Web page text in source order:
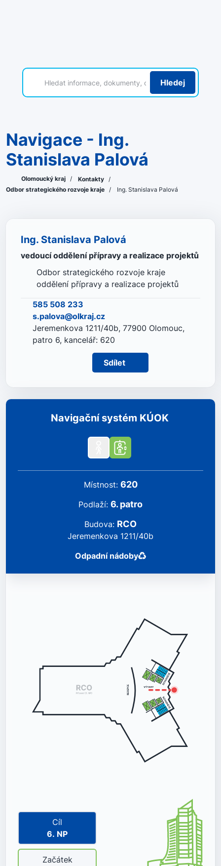
Hledej
Navigace - Ing.
Stanislava Palová
Olomoucký kraj / Kontakty /
Odbor strategického rozvoje kraje / Ing. Stanislava Palová
Ing. Stanislava Palová
vedoucí oddělení přípravy a realizace projektů
Odbor strategického rozvoje kraje
oddělení přípravy a realizace projektů
585 508 233
s.palova@olkraj.cz
Jeremenkova 1211/40b, 77900 Olomouc,
patro 6, kancelář: 620
Sdílet
Navigační systém KÚOK
místnost: 620
podlaží: 6.patro
Budova: RCO
Jeremenkova 1211/40b
Odpadní nádoby
Cíl
6. NP
Začátek